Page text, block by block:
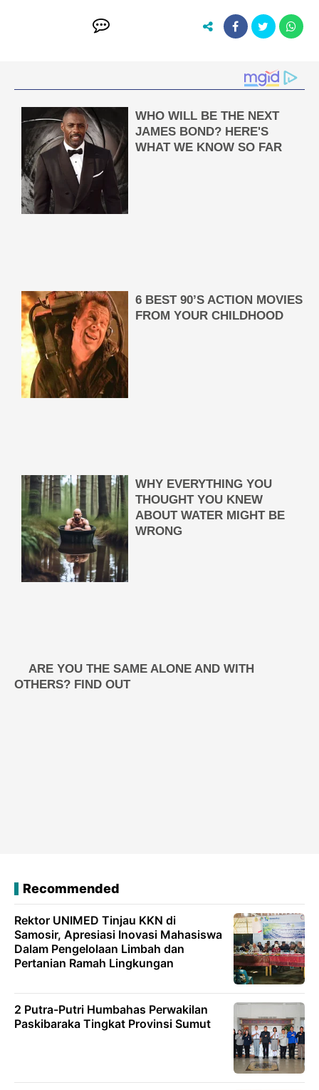
Recommended
Rektor UNIMED Tinjau KKN di
Samosir, Apresiasi Inovasi Mahasiswa
Dalam Pengelolaan Limbah dan
Pertanian Ramah Lingkungan
2 Putra-Putri Humbahas Perwakilan
Paskibaraka Tingkat Provinsi Sumut